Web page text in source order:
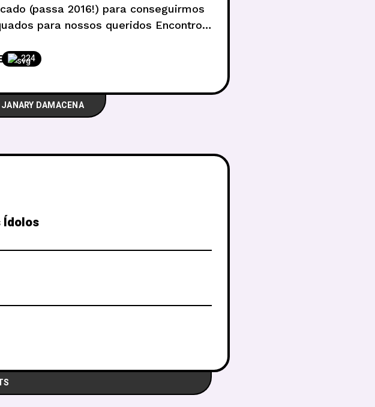
(passa 2016!) para conseguirmos
para nossos queridos Encontros
224
JANARY DAMACENA
Ídolos